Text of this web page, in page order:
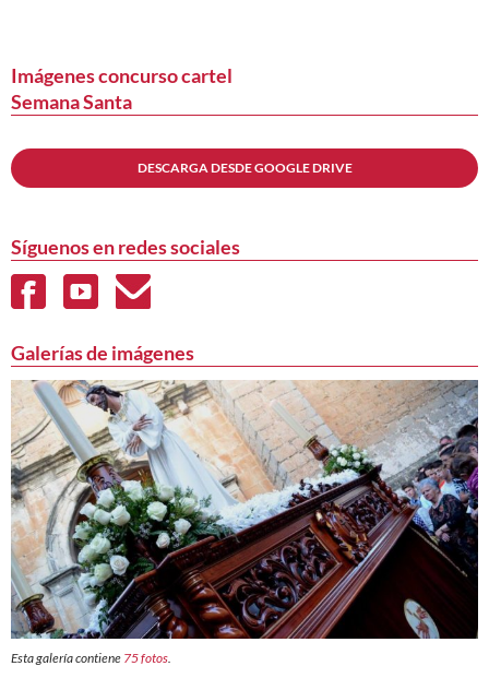
entradas
Imágenes concurso cartel
Semana Santa
DESCARGA DESDE GOOGLE DRIVE
Síguenos en redes sociales
Galerías de imágenes
Esta galería contiene 75 fotos